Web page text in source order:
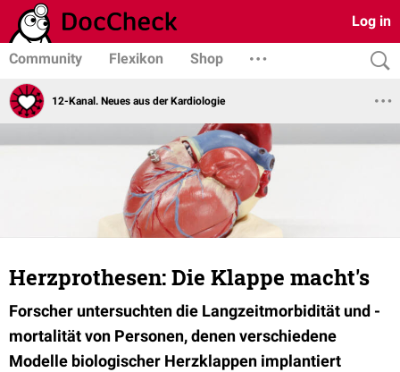
Log in
Community Flexikon Shop
12-Kanal. Neues aus der Kardiologie
Herzprothesen: Die Klappe macht's
Forscher untersuchten die Langzeitmorbidität und -
mortalität von Personen, denen verschiedene
Modelle biologischer Herzklappen implantiert